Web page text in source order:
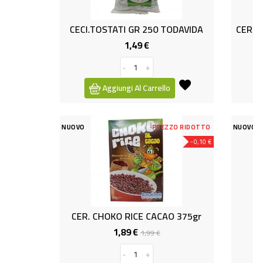
CECI.TOSTATI GR 250 TODAVIDA
1,49 €Prezzo
-
+
Aggiungi Al Carrello
NUOVO
-0,10 €
PREZZO RIDOTTO
CER. CHOKO RICE CACAO 375gr
1,89 €Prezzo
base
1,99 €Prezzo
-
+